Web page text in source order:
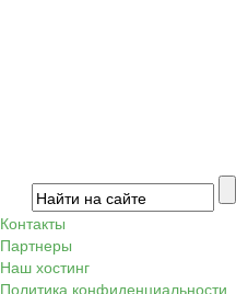
Контакты
Партнеры
Наш хостинг
Политика конфиденциальности